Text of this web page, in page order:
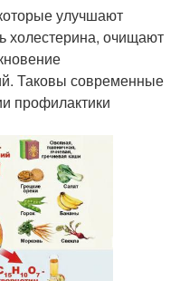
улучшают
холестерина, очищают
Таковы современные
профилактики